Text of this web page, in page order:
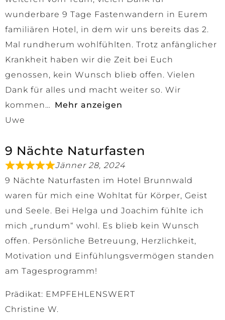
wunderbare 9 Tage Fastenwandern in Eurem
familiären Hotel, in dem wir uns bereits das 2.
Mal rundherum wohlfühlten. Trotz anfänglicher
Krankheit haben wir die Zeit bei Euch
genossen, kein Wunsch blieb offen. Vielen
Dank für alles und macht weiter so. Wir
kommen
Mehr anzeigen
Uwe
9 Nächte Naturfasten
Jänner 28, 2024
9 Nächte Naturfasten im Hotel Brunnwald
waren für mich eine Wohltat für Körper, Geist
und Seele. Bei Helga und Joachim fühlte ich
mich „rundum“ wohl. Es blieb kein Wunsch
offen. Persönliche Betreuung, Herzlichkeit,
Motivation und Einfühlungsvermögen standen
am Tagesprogramm!
Prädikat: EMPFEHLENSWERT
Christine W.